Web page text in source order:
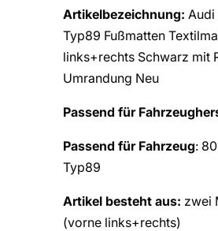
Artikelbezeichnung:
Typ89 Fußmatten
links+rechts Schwarz mit
Umrandung Neu
Passend für
Passend für Fahrzeug:
Typ89
Artikel besteht aus: zwei
(vorne links+rechts)